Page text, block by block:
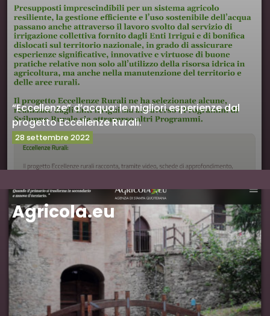
“Eccellenze” d’acqua: le migliori esperienze dal
progetto Eccellenze Rurali.
28 settembre 2022
Vai al sito
Agricola.eu